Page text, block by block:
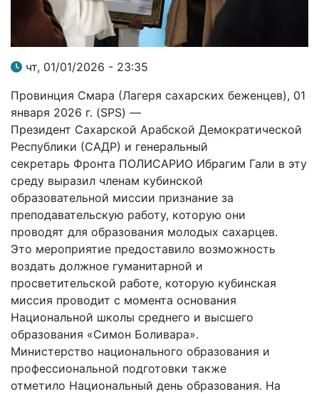
чт, 01/01/2026 - 23:35
Провинция Смара (Лагеря сахарских беженцев), 01
января 2026 г. (SPS) —
Президент Сахарской Арабской Демократической
Республики (САДР) и генеральный
секретарь Фронта ПОЛИСАРИО Ибрагим Гали в эту
среду выразил членам кубинской
образовательной миссии признание за
преподавательскую работу, которую они
проводят для образования молодых сахарцев.
Это мероприятие предоставило возможность
воздать должное гуманитарной и
просветительской работе, которую кубинская
миссия проводит с момента основания
Национальной школы среднего и высшего
образования «Симон Боливара».
Министерство национального образования и
профессиональной подготовки также
отметило Национальный день образования. На